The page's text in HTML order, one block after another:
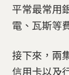
平常最常用
電、瓦斯等
接下來，兩
信用卡以及